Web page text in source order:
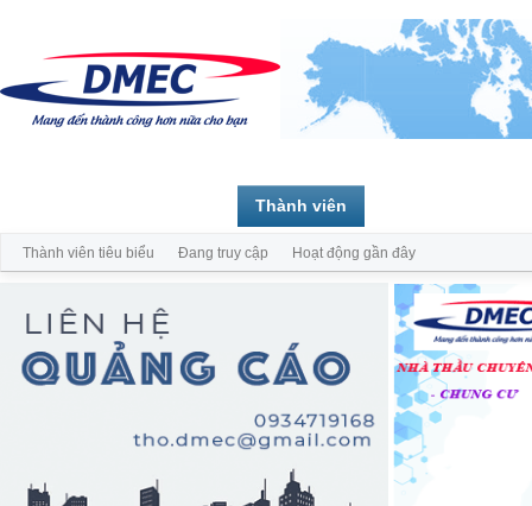
Thành viên
Thành viên tiêu biểu Đang truy cập Hoạt động gần đây